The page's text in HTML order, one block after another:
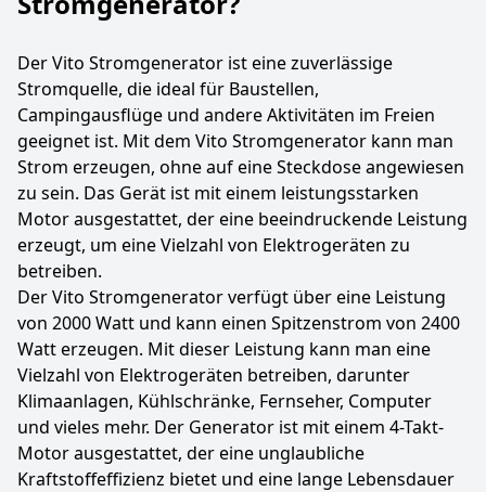
Der Vito Stromgenerator ist eine zuverlässige
Stromquelle, die ideal für Baustellen,
Campingausflüge und andere Aktivitäten im Freien
geeignet ist. Mit dem Vito Stromgenerator kann man
Strom erzeugen, ohne auf eine Steckdose angewiesen
zu sein. Das Gerät ist mit einem leistungsstarken
Motor ausgestattet, der eine beeindruckende Leistung
erzeugt, um eine Vielzahl von Elektrogeräten zu
betreiben.
Der Vito Stromgenerator verfügt über eine Leistung
von 2000 Watt und kann einen Spitzenstrom von 2400
Watt erzeugen. Mit dieser Leistung kann man eine
Vielzahl von Elektrogeräten betreiben, darunter
Klimaanlagen, Kühlschränke, Fernseher, Computer
und vieles mehr. Der Generator ist mit einem 4-Takt-
Motor ausgestattet, der eine unglaubliche
Kraftstoffeffizienz bietet und eine lange Lebensdauer